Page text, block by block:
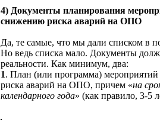
4) Документы планирования
снижению риска аварий на ОПО
Да, те самые, что мы дали списком в
Но ведь списка мало. Документы
реальности. Как минимум, два:
1. План (или программа)
риска аварий на ОПО, причем «на
календарного года» (как правило, 3-5